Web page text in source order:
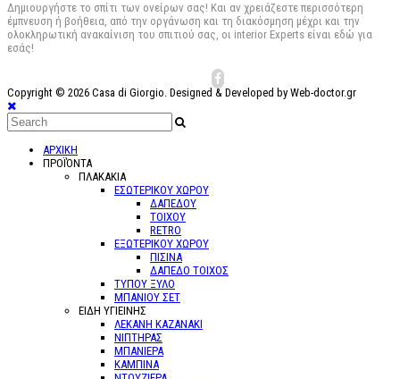
Δημιουργήστε το σπίτι των ονείρων σας! Και αν χρειάζεστε περισσότερη
έμπνευση ή βοήθεια, από την οργάνωση και τη διακόσμηση μέχρι και την
ολοκληρωτική ανακαίνιση του σπιτιού σας, οι interior Experts είναι εδώ για
εσάς!
Copyright © 2026 Casa di Giorgio. Designed & Developed by Web-doctor.gr
ΑΡΧΙΚΗ
ΠΡΟΪΌΝΤΑ
ΠΛΑΚΑΚΙΑ
ΕΣΩΤΕΡΙΚΟΥ ΧΩΡΟΥ
ΔΑΠΕΔΟΥ
ΤΟΙΧΟΥ
RETRO
ΕΞΩΤΕΡΙΚΟΥ ΧΩΡΟΥ
ΠΙΣΙΝΑ
ΔΑΠΕΔΟ ΤΟΙΧΟΣ
ΤΥΠΟΥ ΞΥΛΟ
ΜΠΑΝΙΟΥ ΣΕΤ
ΕΙΔΗ ΥΓΙΕΙΝΗΣ
ΛΕΚΑΝΗ ΚΑΖΑΝΑΚΙ
ΝΙΠΤΗΡΑΣ
ΜΠΑΝΙΕΡΑ
ΚΑΜΠΙΝΑ